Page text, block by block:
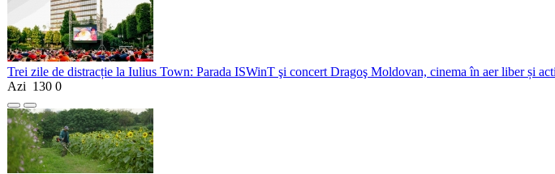
Trei zile de distracție la Iulius Town: Parada ISWinT şi concert Dragoş Moldovan, cinema în aer liber și
Azi 130 0